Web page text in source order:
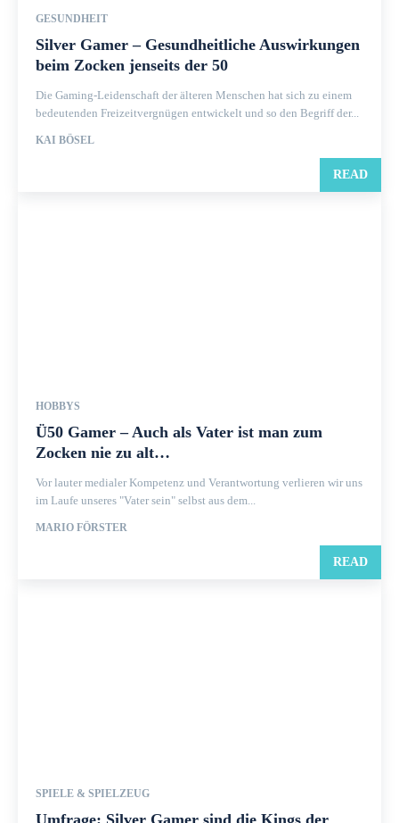
GESUNDHEIT
Silver Gamer – Gesundheitliche Auswirkungen
beim Zocken jenseits der 50
Die Gaming-Leidenschaft der älteren Menschen hat sich zu einem
bedeutenden Freizeitvergnügen entwickelt und so den Begriff der...
KAI BÖSEL
READ
HOBBYS
Ü50 Gamer – Auch als Vater ist man zum
Zocken nie zu alt…
Vor lauter medialer Kompetenz und Verantwortung verlieren wir uns
im Laufe unseres "Vater sein" selbst aus dem...
MARIO FÖRSTER
READ
SPIELE & SPIELZEUG